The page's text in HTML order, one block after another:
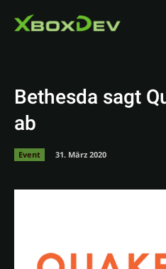
Bethesda sagt
ab
Event 31. März 2020